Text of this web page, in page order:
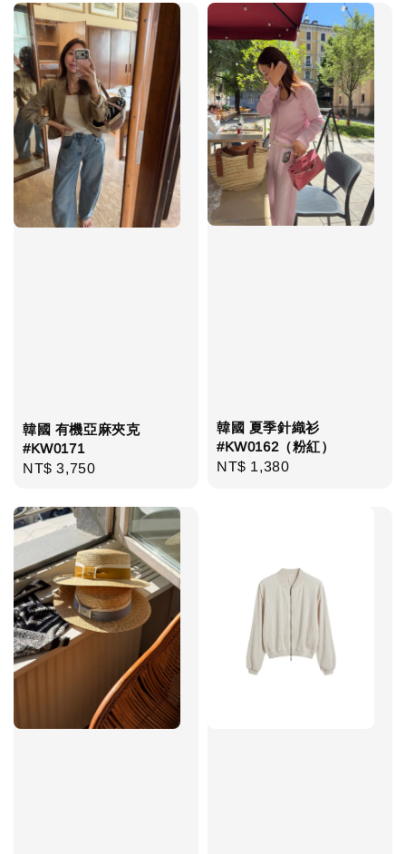
韓國 有機亞麻夾克
#KW0171
Regular
NT$ 3,750
韓國 夏季針織衫
#KW0162（粉紅）
Regular
NT$ 1,380